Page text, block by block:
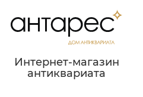
Интернет-магазин
антиквариата